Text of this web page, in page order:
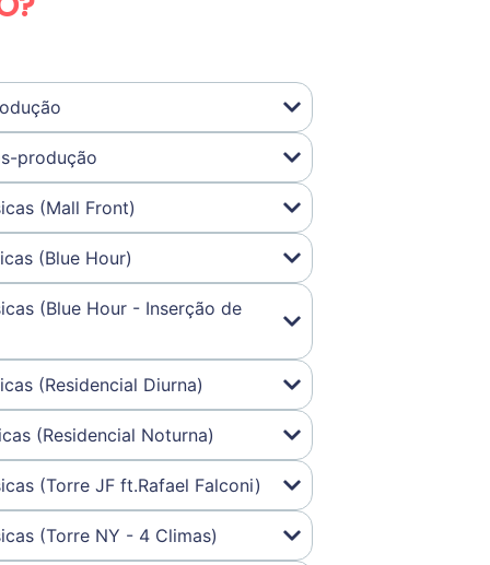
produção
(Mall Front)
(Blue Hour)
(Blue Hour - Inserção de
(Residencial Diurna)
(Residencial Noturna)
(Torre JF ft.Rafael Falconi)
(Torre NY - 4 Climas)